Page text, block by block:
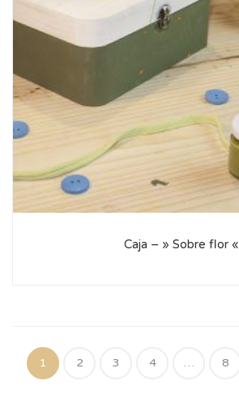
Caja – » Sobre flor «
1 2 3 4 … 8